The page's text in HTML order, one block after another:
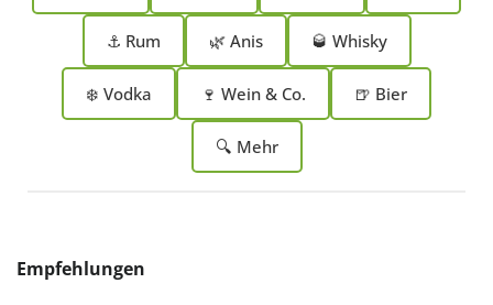
⚓ Rum 🌿 Anis 🥃 Whisky
❄️ Vodka 🍷 Wein & Co. 🍺 Bier
🔍 Mehr
Produktgalerie überspringen
Empfehlungen